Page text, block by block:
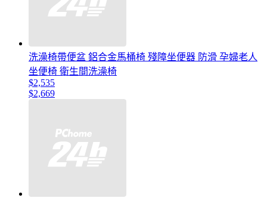
洗澡椅帶便盆 鋁合金馬桶椅 殘障坐便器 防滑 孕婦老人
坐便椅 衛生間洗澡椅
$2,535
$2,669